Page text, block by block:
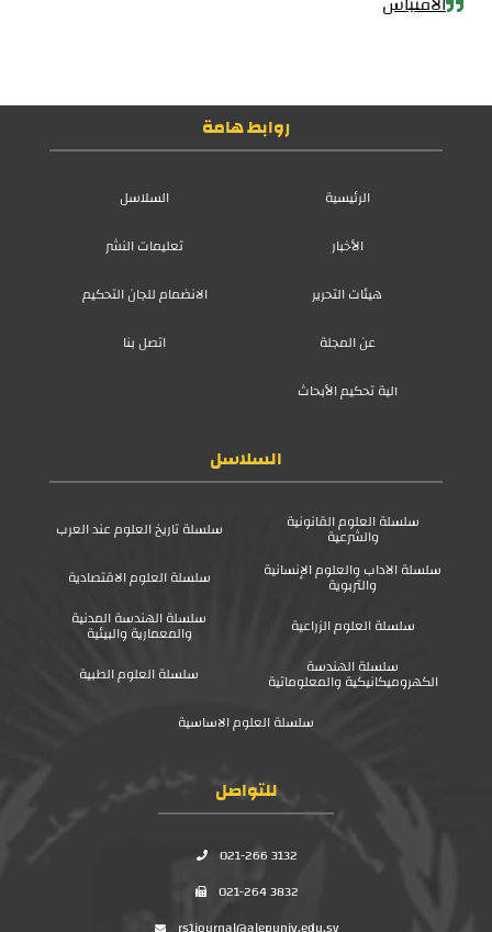
روابط هامة
الرئيسية
السلاسل
الأخبار
تعليمات النشر
هيئات التحرير
الانضمام للجان التحكيم
عن المجلة
اتصل بنا
آلية تحكيم الأبحاث
السلاسل
سلسلة العلوم القانونية
والشرعية
سلسلة تاريخ العلوم عند العرب
سلسلة الآداب والعلوم الإنسانية
والتربوية
سلسلة العلوم الاقتصادية
سلسلة العلوم الزراعية
سلسلة الهندسة المدنية
والمعمارية والبيئية
سلسلة الهندسة
الكهروميكانيكية والمعلوماتية
سلسلة العلوم الطبية
سلسلة العلوم الاساسية
للتواصل
021-266 3132
021-264 3832
rs1journal@alepuniv.edu.sy